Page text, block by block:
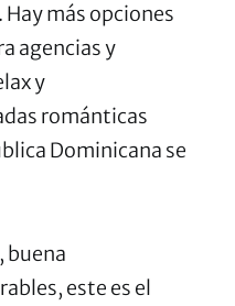
más opciones
agencias y
y
románticas
Dominicana se
buena
este es el